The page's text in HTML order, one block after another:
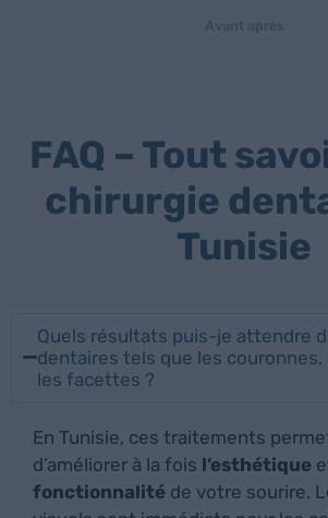
FAQ – Tout
chirurgie
Tunisie
Quels résultats puis-je attendre
dentaires tels que les
les facettes ?
En Tunisie, ces traitements
d’améliorer à la fois l’esthétique
fonctionnalité de votre sourire.